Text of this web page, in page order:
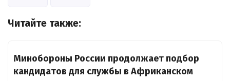
Читайте также:
Минобороны России продолжает подбор
кандидатов для службы в Африканском